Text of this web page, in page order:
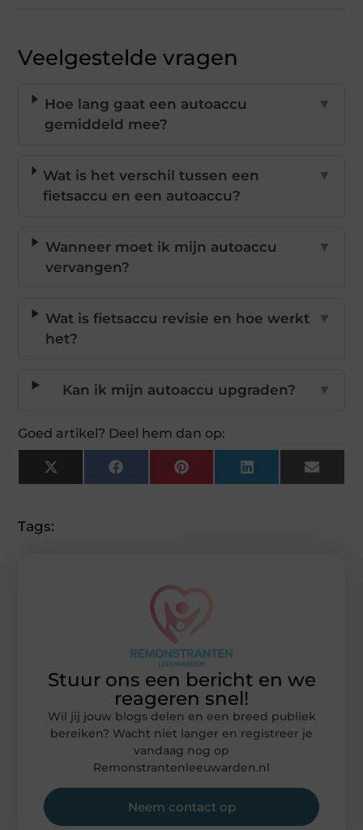
Veelgestelde vragen
Hoe lang gaat een autoaccu
gemiddeld mee?
▼
Wat is het verschil tussen een
fietsaccu en een autoaccu?
▼
Wanneer moet ik mijn autoaccu
vervangen?
▼
Wat is fietsaccu revisie en hoe werkt
het?
▼
Kan ik mijn autoaccu upgraden? ▼
Goed artikel? Deel hem dan op:
X
(Twitter)
FacebookPinterestLinkedInEmail
Tags:
Stuur ons een bericht en we
reageren snel!
Wil jij jouw blogs delen en een breed publiek
bereiken? Wacht niet langer en registreer je
vandaag nog op
Remonstrantenleeuwarden.nl
Neem contact op